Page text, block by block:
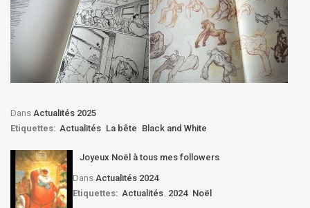
Dans Actualités 2025
Etiquettes: Actualités La bête Black and White
Joyeux Noël à tous mes followers
Dans Actualités 2024
Etiquettes: Actualités 2024 Noël